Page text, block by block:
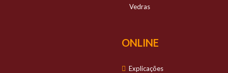
Vedras
ONLINE
Explicações